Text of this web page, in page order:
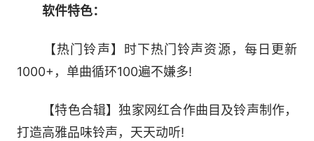
软件特色：
【热门铃声】时下热门铃声资源，每日更新
1000+，单曲循环100遍不嫌多!
【特色合辑】独家网红合作曲目及铃声制作，
打造高雅品味铃声，天天动听!